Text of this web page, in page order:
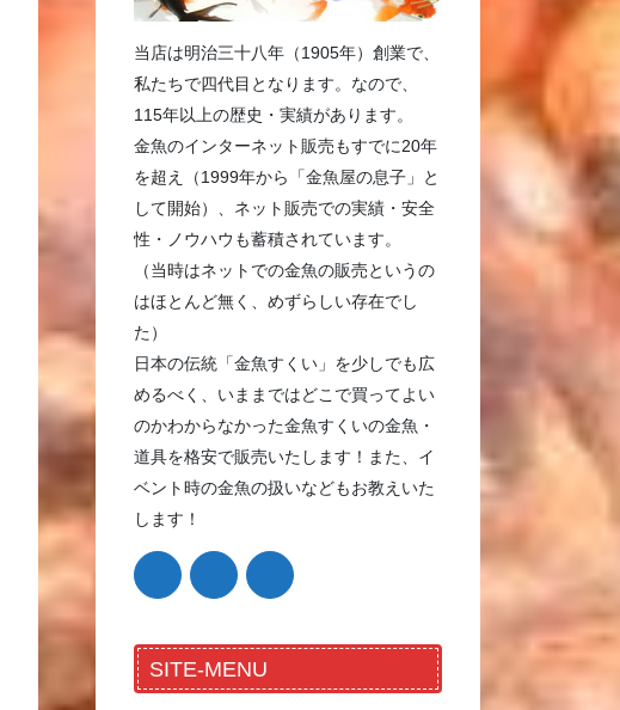
当店は明治三十八年（1905年）創業で、
私たちで四代目となります。なので、
115年以上の歴史・実績があります。
金魚のインターネット販売もすでに20年
を超え（1999年から「金魚屋の息子」と
して開始）、ネット販売での実績・安全
性・ノウハウも蓄積されています。
（当時はネットでの金魚の販売というの
はほとんど無く、めずらしい存在でし
た）
日本の伝統「金魚すくい」を少しでも広
めるべく、いままではどこで買ってよい
のかわからなかった金魚すくいの金魚・
道具を格安で販売いたします！また、イ
ベント時の金魚の扱いなどもお教えいた
します！
SITE-MENU